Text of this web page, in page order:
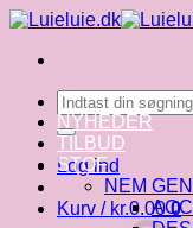
Fortsæt
indhold
Søg
efter:
Log ind
Kurv / kr.0.00 0
NYHEDER
TILBUD
STOF
NEM